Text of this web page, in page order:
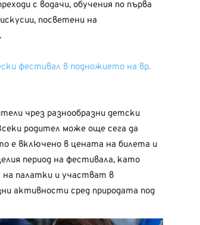
с водачи, обучения по първа
посветени на
фестивал в подножието на вр.
чрез разнообразни детски
родител може още сега да
е включено в цената на билета и
период на фестивала, като
на палатки и участват в
активности сред природата под